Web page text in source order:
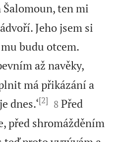
Šalomoun, ten mi
Jeho jsem si
budu otcem.
až navěky,
má přikázání a
dnes.‘[2] 

8 Před
před shromážděním